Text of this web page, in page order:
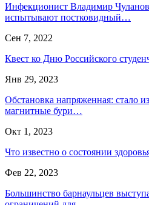
Инфекционист Владимир
испытывают постковидный…
Сен 7, 2022
Квест ко Дню Российского
Янв 29, 2023
Обстановка напряженная: стало
магнитные бури…
Окт 1, 2023
Что известно о состоянии
Фев 22, 2023
Большинство барнаульцев